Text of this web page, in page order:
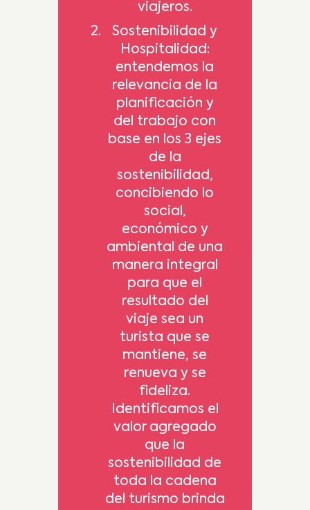
viajeros.
Sostenibilidad y
Hospitalidad:
entendemos la
relevancia de la
planificación y
del trabajo con
base en los 3 ejes
de la
sostenibilidad,
concibiendo lo
social,
económico y
ambiental de una
manera integral
para que el
resultado del
viaje sea un
turista que se
mantiene, se
renueva y se
fideliza.
Identificamos el
valor agregado
que la
sostenibilidad de
toda la cadena
del turismo brinda